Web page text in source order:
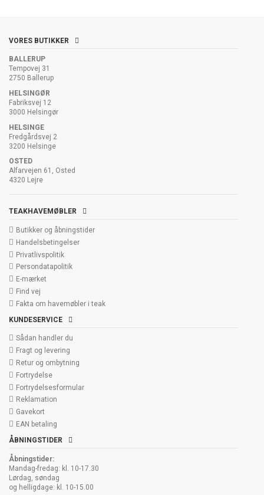
VORES BUTIKKER
BALLERUP
Tempovej 31
2750 Ballerup
HELSINGØR
Fabriksvej 12
3000 Helsingør
HELSINGE
Fredgårdsvej 2
3200 Helsinge
OSTED
Alfarvejen 61, Osted
4320 Lejre
TEAKHAVEMØBLER
Butikker og åbningstider
Handelsbetingelser
Privatlivspolitik
Persondatapolitik
E-mærket
Find vej
Fakta om havemøbler i teak
KUNDESERVICE
Sådan handler du
Fragt og levering
Retur og ombytning
Fortrydelse
Fortrydelsesformular
Reklamation
Gavekort
EAN betaling
ÅBNINGSTIDER
Åbningstider:
Mandag-fredag: kl. 10-17.30
Lørdag, søndag
og helligdage: kl. 10-15.00